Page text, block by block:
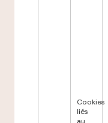
Cookies
liés